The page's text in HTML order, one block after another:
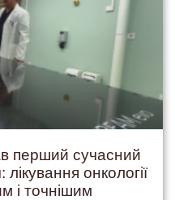
перший сучасний
онкології
і точнішим